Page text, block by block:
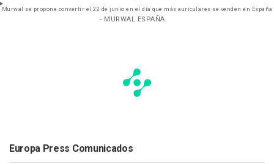
Murwal se propone convertir el 22 de junio en el día que más auriculares se venden en España
- MURWAL ESPAÑA
Europa Press Comunicados